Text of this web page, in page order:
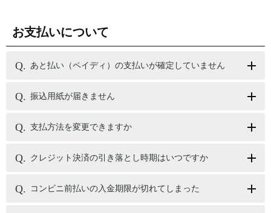
お支払いについて
あと払い（ペイディ）の支払いが確定していません
振込用紙が届きません
支払方法を変更できますか
クレジット決済の引き落とし時期はいつですか
コンビニ前払いの入金期限が切れてしまった